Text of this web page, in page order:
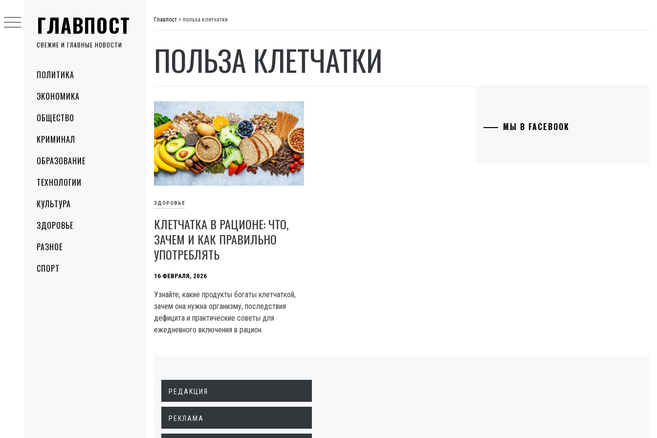
ГЛАВПОСТ
СВЕЖИЕ И ГЛАВНЫЕ НОВОСТИ
MenuПОЛИТИКА
ЭКОНОМИКА
ОБЩЕСТВО
КРИМИНАЛ
ОБРАЗОВАНИЕ
ТЕХНОЛОГИИ
КУЛЬТУРА
ЗДОРОВЬЕ
РАЗНОЕ
СПОРТ
to
content
Главпост > польза клетчатки
ПОЛЬЗА КЛЕТЧАТКИ
ЗДОРОВЬЕ
КЛЕТЧАТКА В РАЦИОНЕ: ЧТО,
ЗАЧЕМ И КАК ПРАВИЛЬНО
УПОТРЕБЛЯТЬ
16 ФЕВРАЛЯ, 2026
Узнайте, какие продукты богаты клетчаткой,
зачем она нужна организму, последствия
дефицита и практические советы для
ежедневного включения в рацион.
МЫ В FACEBOOK
РЕДАКЦИЯ
РЕКЛАМА